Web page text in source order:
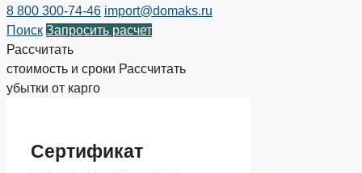
8 800 300-74-46 import@domaks.ru
Поиск Запросить расчет
Рассчитать
стоимость и сроки Рассчитать
убытки от карго
Сертификат